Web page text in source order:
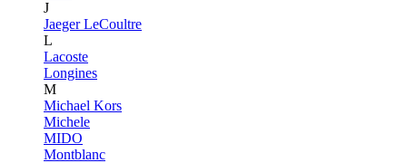
J
Jaeger LeCoultre
L
Lacoste
Longines
M
Michael Kors
Michele
MIDO
Montblanc